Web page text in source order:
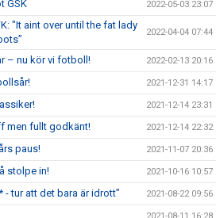
GSK 2022-05-03 23:07
"It aint over until the fat lady
2022-04-04 07:44
– nu kör vi fotboll! 2022-02-13 20:16
2021-12-31 14:17
2021-12-14 23:31
men fullt godkänt! 2021-12-14 22:32
paus! 2021-11-07 20:36
stolpe in! 2021-10-16 10:57
- tur att det bara är idrott” 2021-08-22 09:56